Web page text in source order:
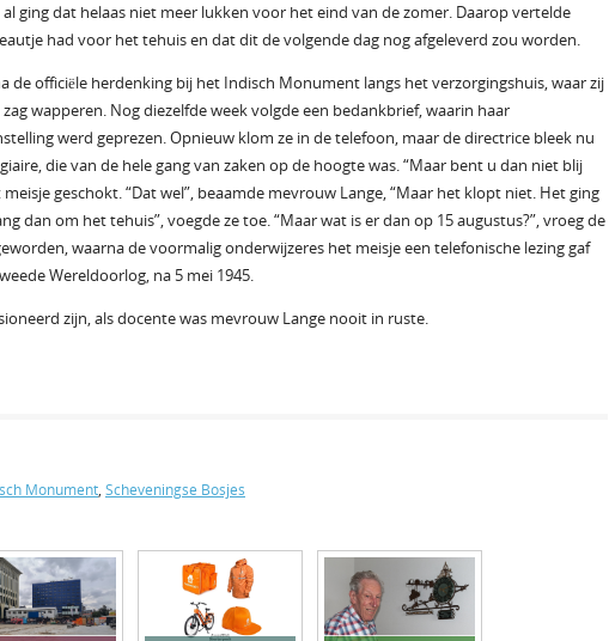
al ging dat helaas niet meer lukken voor het eind van de zomer. Daarop vertelde
had voor het tehuis en dat dit de volgende dag nog afgeleverd zou worden.
de officiële herdenking bij het Indisch Monument langs het verzorgingshuis, waar zij
wapperen. Nog diezelfde week volgde een bedankbrief, waarin haar
werd geprezen. Opnieuw klom ze in de telefoon, maar de directrice bleek nu
die van de hele gang van zaken op de hoogte was. “Maar bent u dan niet blij
geschokt. “Dat wel”, beaamde mevrouw Lange, “Maar het klopt niet. Het ging
dan om het tehuis”, voegde ze toe. “Maar wat is er dan op 15 augustus?”, vroeg de
waarna de voormalig onderwijzeres het meisje een telefonische lezing gaf
Wereldoorlog, na 5 mei 1945.
zijn, als docente was mevrouw Lange nooit in ruste.
Monument, Scheveningse Bosjes